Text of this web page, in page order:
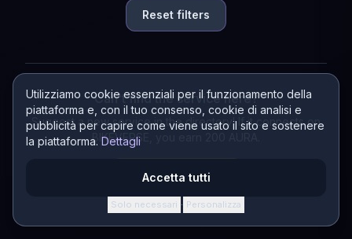
Utilizziamo cookie essenziali per il funzionamento della
piattaforma e, con il tuo consenso, cookie di analisi e
pubblicità per capire come viene usato il sito e sostenere
la piattaforma. Dettagli
Accetta tutti
Solo necessari · Personalizza
Reset filters
Can't find the service here?
Suggest a new service in the directory! If it connects on
BIKEVERSE, you earn 200 AURA.
Suggest a service